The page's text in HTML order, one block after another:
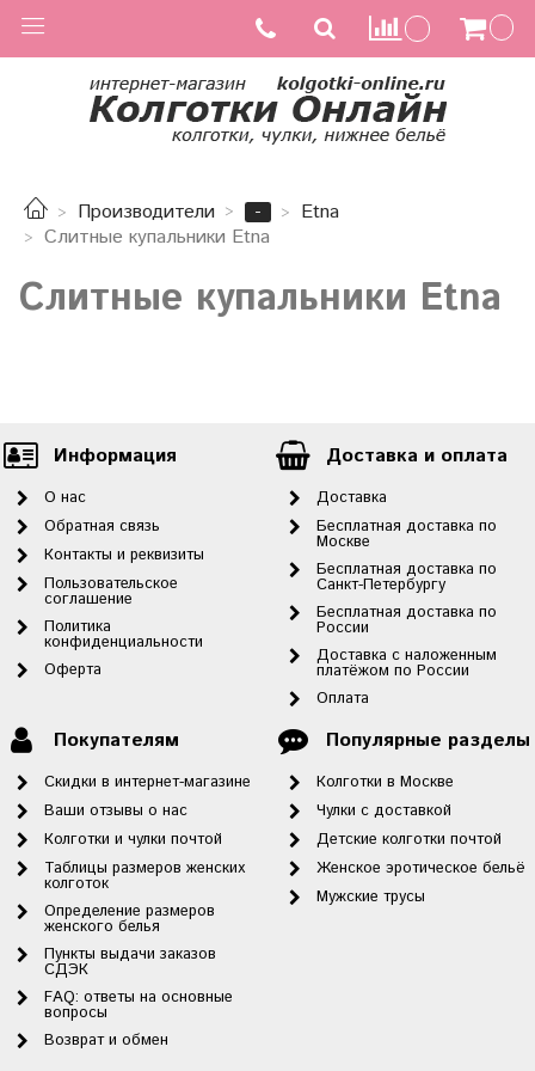
Производители -
Etna
Слитные купальники Etna
Слитные купальники Etna
Информация
О нас
Обратная связь
Контакты и реквизиты
Пользовательское
соглашение
Политика
конфиденциальности
Оферта
Доставка и оплата
Доставка
Бесплатная доставка по
Москве
Бесплатная доставка по
Санкт-Петербургу
Бесплатная доставка по
России
Доставка с наложенным
платёжом по России
Оплата
Покупателям
Скидки в интернет-магазине
Ваши отзывы о нас
Колготки и чулки почтой
Таблицы размеров женских
колготок
Определение размеров
женского белья
Пункты выдачи заказов
СДЭК
FAQ: ответы на основные
вопросы
Возврат и обмен
Популярные разделы
Колготки в Москве
Чулки с доставкой
Детские колготки почтой
Женское эротическое бельё
Мужские трусы